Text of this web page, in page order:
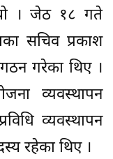
। जेठ १८ गते
सचिव प्रकाश
गरेका थिए ।
व्यवस्थापन
व्यवस्थापन
रहेका थिए ।